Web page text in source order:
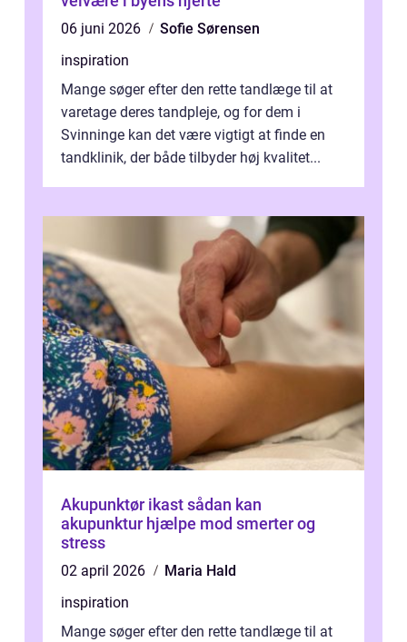
06 juni 2026
Sofie Sørensen
inspiration
Mange søger efter den rette tandlæge til at
varetage deres tandpleje, og for dem i
Svinninge kan det være vigtigt at finde en
tandklinik, der både tilbyder høj kvalitet...
Akupunktør ikast sådan kan
akupunktur hjælpe mod smerter og
stress
02 april 2026
Maria Hald
inspiration
Mange søger efter den rette tandlæge til at